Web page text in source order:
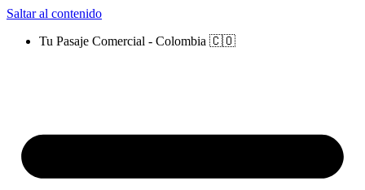
Saltar al contenido
Tu Pasaje Comercial - Colombia 🇨🇴